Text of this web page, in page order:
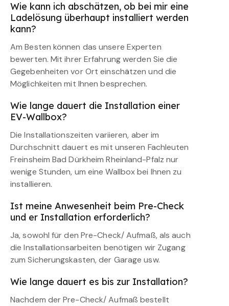
Wie kann ich abschätzen, ob bei mir eine
Ladelösung überhaupt installiert werden
kann?
Am Besten können das unsere Experten
bewerten. Mit ihrer Erfahrung werden Sie die
Gegebenheiten vor Ort einschätzen und die
Möglichkeiten mit Ihnen besprechen.
Wie lange dauert die Installation einer
EV-Wallbox?
Die Installationszeiten variieren, aber im
Durchschnitt dauert es mit unseren Fachleuten
Freinsheim Bad Dürkheim Rheinland-Pfalz nur
wenige Stunden, um eine Wallbox bei Ihnen zu
installieren.
Ist meine Anwesenheit beim Pre-Check
und er Installation erforderlich?
Ja, sowohl für den Pre-Check/ Aufmaß, als auch
die Installationsarbeiten benötigen wir Zugang
zum Sicherungskasten, der Garage usw.
Wie lange dauert es bis zur Installation?
Nachdem der Pre-Check/ Aufmaß bestellt